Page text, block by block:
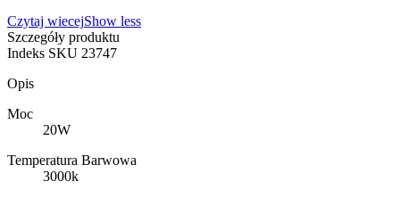
Czytaj wiecejShow less
Szczegóły produktu
Indeks SKU 23747
Opis
Moc
20W
Temperatura Barwowa
3000k